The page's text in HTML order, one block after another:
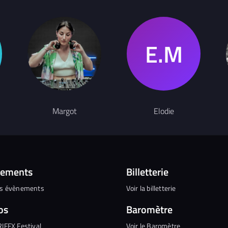
Margot Elodie
évènements
Festival
Billetterie
Voir la billetterie
Baromètre
Voir le Baromètre